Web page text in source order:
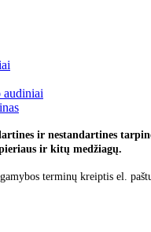
ir nestandartines
ir kitų medžiagų.
terminų kreiptis el.